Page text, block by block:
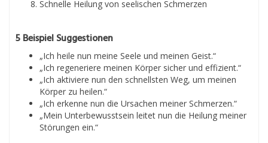
Schnelle Heilung von seelischen Schmerzen
5 Beispiel Suggestionen
„Ich heile nun meine Seele und meinen Geist.“
„Ich regeneriere meinen Körper sicher und effizient.“
„Ich aktiviere nun den schnellsten Weg, um meinen
Körper zu heilen.“
„Ich erkenne nun die Ursachen meiner Schmerzen.“
„Mein Unterbewusstsein leitet nun die Heilung meiner
Störungen ein.“